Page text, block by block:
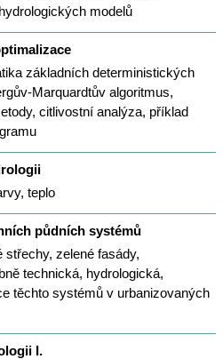
modelů
základních deterministických
Marquardtův algoritmus,
citlivostní analýza, příklad
teplo
půdních systémů
zelené fasády,
technická, hydrologická,
těchto systémů v urbanizovaných
I.